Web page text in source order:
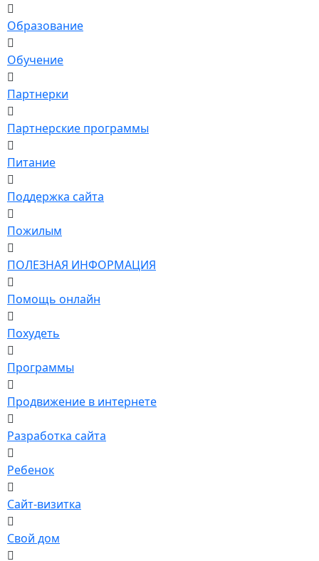
Образование
Обучение
Партнерки
Партнерские программы
Питание
Поддержка сайта
Пожилым
ПОЛЕЗНАЯ ИНФОРМАЦИЯ
Помощь онлайн
Похудеть
Программы
Продвижение в интернете
Разработка сайта
Ребенок
Сайт-визитка
Свой дом